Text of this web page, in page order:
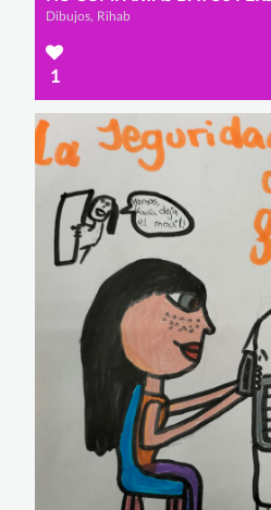
Dibujos, Rihab
1